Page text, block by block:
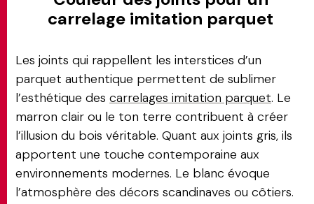
carrelage imitation parquet
Les joints qui rappellent les interstices d’un
parquet authentique permettent de sublimer
l’esthétique des carrelages imitation parquet. Le
marron clair ou le ton terre contribuent à créer
l’illusion du bois véritable. Quant aux joints gris, ils
apportent une touche contemporaine aux
environnements modernes. Le blanc évoque
l’atmosphère des décors scandinaves ou côtiers.